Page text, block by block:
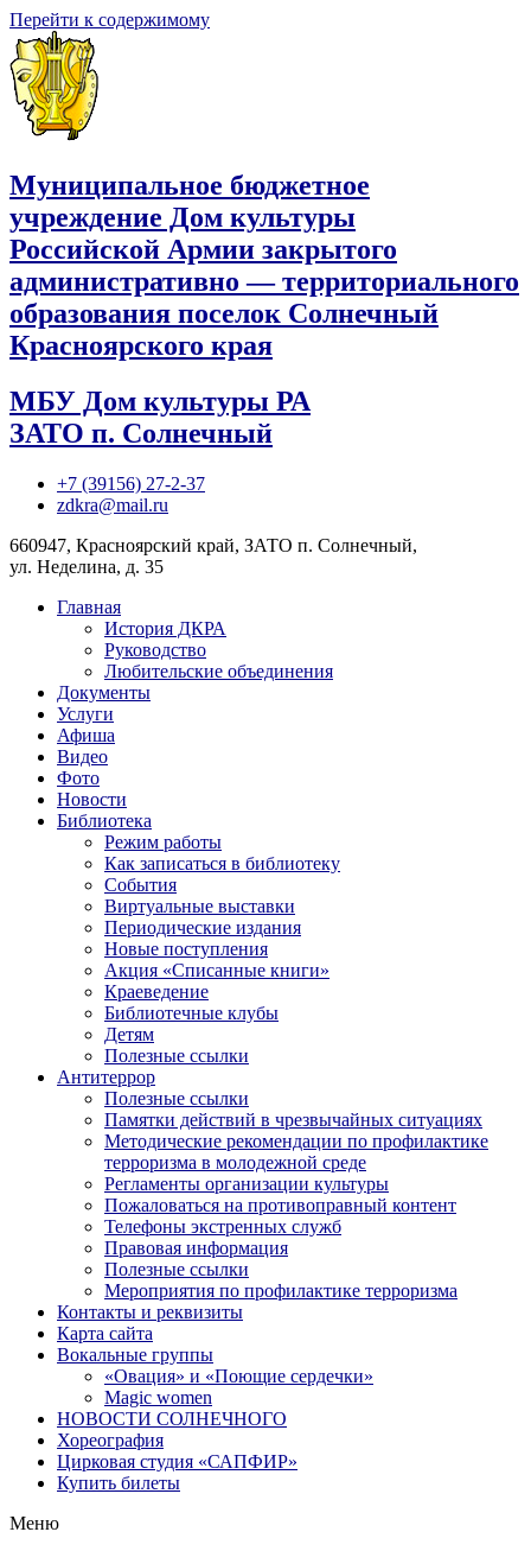
Перейти к содержимому
Муниципальное бюджетное
учреждение Дом культуры
Российской Армии закрытого
административно — территориального
образования поселок Солнечный
Красноярского края
МБУ Дом культуры РА
ЗАТО п. Солнечный
+7 (39156) 27-2-37
zdkra@mail.ru
660947, Красноярский край, ЗАТО п. Солнечный,
ул. Неделина, д. 35
Главная
История ДКРА
Руководство
Любительские объединения
Документы
Услуги
Афиша
Видео
Фото
Новости
Библиотека
Режим работы
Как записаться в библиотеку
События
Виртуальные выставки
Периодические издания
Новые поступления
Акция «Списанные книги»
Краеведение
Библиотечные клубы
Детям
Полезные ссылки
Антитеррор
Полезные ссылки
Памятки действий в чрезвычайных ситуациях
Методические рекомендации по профилактике
терроризма в молодежной среде
Регламенты организации культуры
Пожаловаться на противоправный контент
Телефоны экстренных служб
Правовая информация
Полезные ссылки
Мероприятия по профилактике терроризма
Контакты и реквизиты
Карта сайта
Вокальные группы
«Овация» и «Поющие сердечки»
Magic women
НОВОСТИ СОЛНЕЧНОГО
Хореография
Цирковая студия «САПФИР»
Купить билеты
Меню